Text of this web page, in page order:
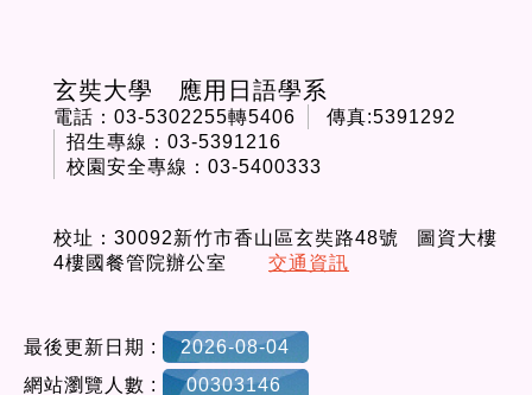
玄奘大學 應用日語學系
電話：03-5302255轉5406
傳真:5391292
招生專線：03-5391216
校園安全專線：03-5400333
校址：30092新竹市香山區玄奘路48號 圖資大樓
4樓國餐管院辦公室
交通資訊
最後更新日期 :
2026-08-04
網站瀏覽人數 :
00303146